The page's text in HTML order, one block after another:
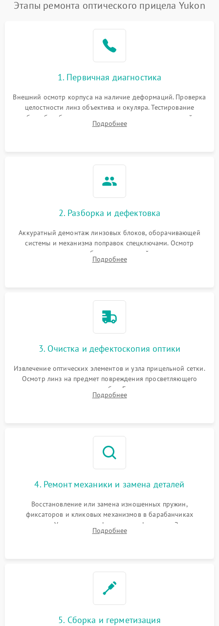
Этапы ремонта оптического прицела Yukon
1. Первичная диагностика
Внешний осмотр корпуса на наличие деформаций. Проверка
целостности линз объектива и окуляра. Тестирование
работы барабанчиков ввода поправок, кольца отстройки
параллакса и зума. Выявление сколов, внутренних
Подробнее
2. Разборка и дефектовка
Аккуратный демонтаж линзовых блоков, оборачивающей
системы и механизма поправок спецключами. Осмотр
внутренних резьбовых соединений, пружин и
уплотнительных колец. Поиск причин люфта, смещения
Подробнее
3. Очистка и дефектоскопия оптики
Извлечение оптических элементов и узла прицельной сетки.
Осмотр линз на предмет повреждения просветляющего
покрытия или появления грибка. Бережная очистка стекол
спецрастворами. Проверка целостности гравированной
Подробнее
4. Ремонт механики и замена деталей
Восстановление или замена изношенных пружин,
фиксаторов и кликовых механизмов в барабанчиках
поправок. Устранение люфтов в трансфокаторе. Замена
поврежденных линз, разбитой сетки или восстановление
Подробнее
5. Сборка и герметизация